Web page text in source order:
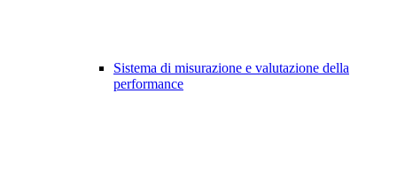
Sistema di misurazione e valutazione della
performance